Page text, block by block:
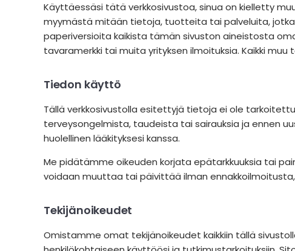
Käyttäessäsi tätä verkkosivustoa, sinua on kielletty
myymästä mitään tietoja, tuotteita tai palveluita,
paperiversioita kaikista tämän sivuston aineistosta
tavaramerkki tai muita yrityksen ilmoituksia. Kaikki
Tiedon käyttö
Tällä verkkosivustolla esitettyjä tietoja ei ole
terveysongelmista, taudeista tai sairauksia ja ennen
huolellinen lääkityksesi kanssa.
Me pidätämme oikeuden korjata epätarkkuuksia tai
voidaan muuttaa tai päivittää ilman
Tekijänoikeudet
Omistamme omat tekijänoikeudet kaikkiin tällä